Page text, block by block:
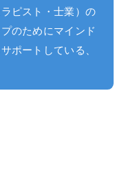
ピスト・士業）の
のためにマインド
ポートしている、